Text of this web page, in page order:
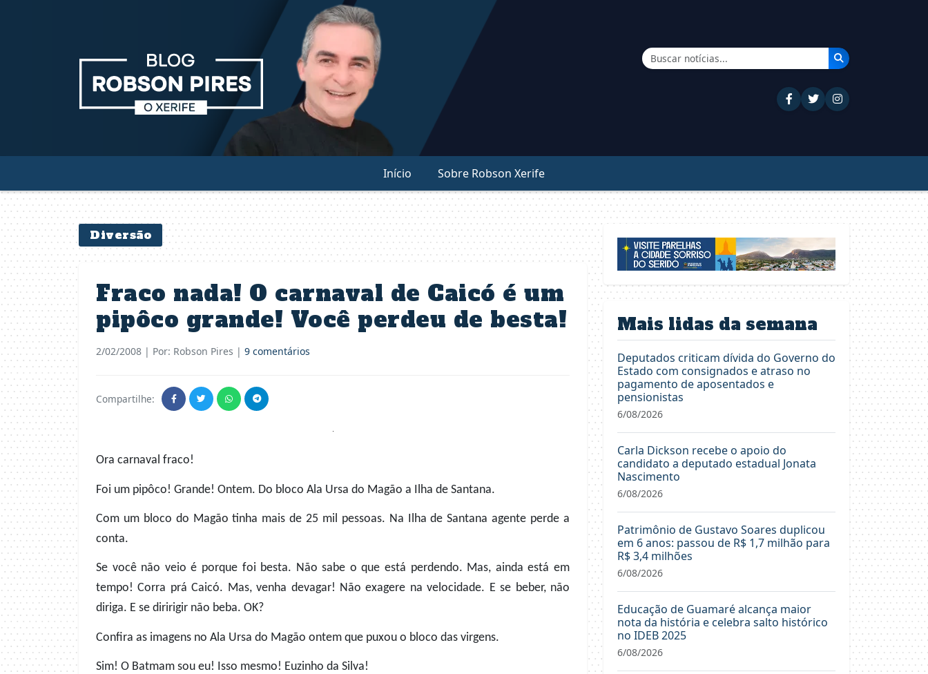
Início Sobre Robson Xerife
Diversão
Fraco nada! O carnaval de Caicó é um
pipôco grande! Você perdeu de besta!
2/02/2008 | Por: Robson Pires | 9 comentários
Compartilhe:
Ora carnaval fraco!
Foi um pipôco! Grande! Ontem. Do bloco Ala Ursa do Magão a Ilha de Santana.
Com um bloco do Magão tinha mais de 25 mil pessoas. Na Ilha de Santana agente perde a
conta.
Se você não veio é porque foi besta. Não sabe o que está perdendo. Mas, ainda está em
tempo! Corra prá Caicó. Mas, venha devagar! Não exagere na velocidade. E se beber, não
diriga. E se diririgir não beba. OK?
Confira as imagens no Ala Ursa do Magão ontem que puxou o bloco das virgens.
Sim! O Batmam sou eu! Isso mesmo! Euzinho da Silva!
Mais lidas da semana
Deputados criticam dívida do Governo do
Estado com consignados e atraso no
pagamento de aposentados e
pensionistas
6/08/2026
Carla Dickson recebe o apoio do
candidato a deputado estadual Jonata
Nascimento
6/08/2026
Patrimônio de Gustavo Soares duplicou
em 6 anos: passou de R$ 1,7 milhão para
R$ 3,4 milhões
6/08/2026
Educação de Guamaré alcança maior
nota da história e celebra salto histórico
no IDEB 2025
6/08/2026